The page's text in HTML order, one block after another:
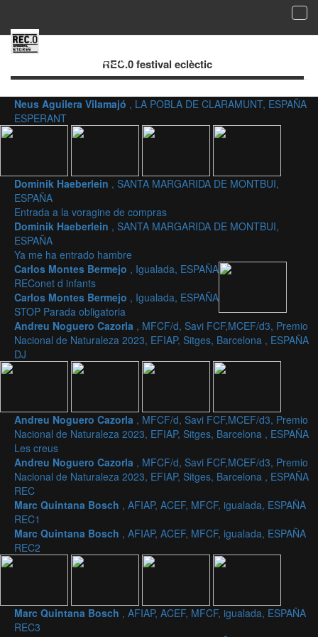
festival eclècticREC.0 festival eclèctic
Neus Aguilera Vilamajó , LA POBLA DE CLARAMUNT, ESPAÑA
ESPERANT
Dominik Haeberlein , SANTA MARGARIDA DE MONTBUI,
ESPAÑA
Entrada a la voragine de compras
Dominik Haeberlein , SANTA MARGARIDA DE MONTBUI,
ESPAÑA
Ya me ha entrado hambre
Carlos Montes Bermejo , Igualada, ESPAÑA
REConet d infants
Carlos Montes Bermejo , Igualada, ESPAÑA
STOP Parada obligatoria
Andreu Noguero Cazorla , MFCF/d, Savi FCF,MCEF/d3, Premio
Nacional de Naturaleza 2023, EFIAP, Sitges, Barcelona , ESPAÑA
DJ
Andreu Noguero Cazorla , MFCF/d, Savi FCF,MCEF/d3, Premio
Nacional de Naturaleza 2023, EFIAP, Sitges, Barcelona , ESPAÑA
Les creus
Andreu Noguero Cazorla , MFCF/d, Savi FCF,MCEF/d3, Premio
Nacional de Naturaleza 2023, EFIAP, Sitges, Barcelona , ESPAÑA
REC
Marc Quintana Bosch , AFIAP, ACEF, MFCF, igualada, ESPAÑA
REC1
Marc Quintana Bosch , AFIAP, ACEF, MFCF, igualada, ESPAÑA
REC2
Marc Quintana Bosch , AFIAP, ACEF, MFCF, igualada, ESPAÑA
REC3